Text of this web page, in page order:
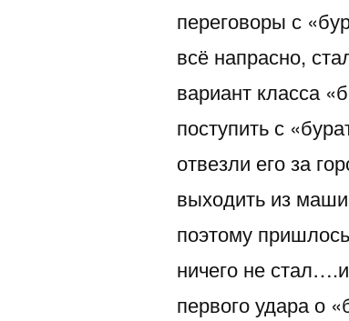
переговоры с
всё напрасно,
вариант класса
поступить с
отвезли его за
выходить из
поэтому
ничего не
первого удара о